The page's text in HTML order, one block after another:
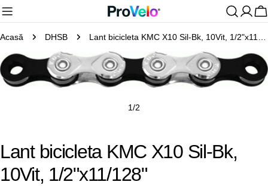
Sari
la
conținut
Acasă DHSB
Treceți
la
informațiile
media 0 în mod modal
1/2
Lant bicicleta KMC X10 Sil-Bk,
10Vit, 1/2"x11/128"